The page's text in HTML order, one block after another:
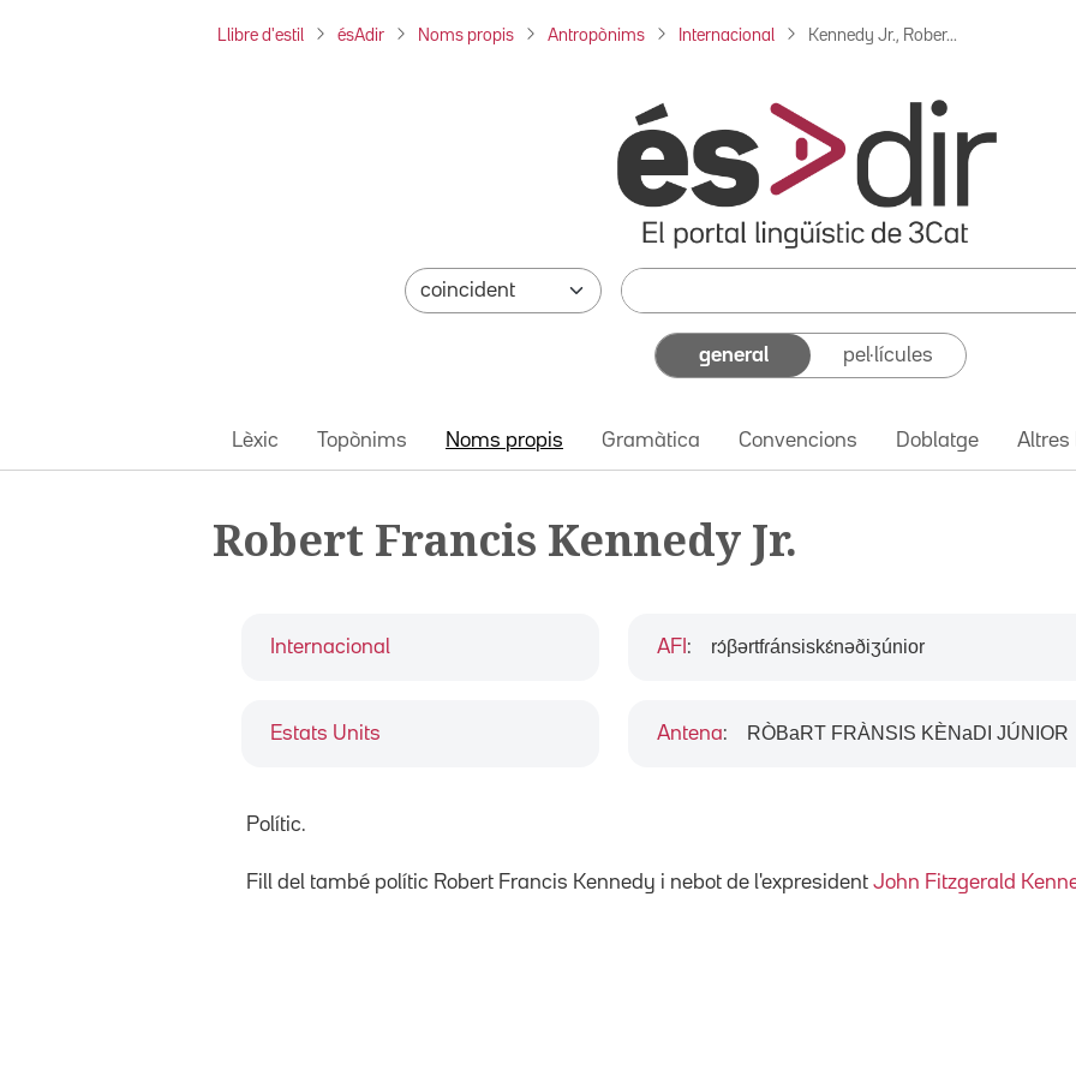
Llibre d'estil ésAdir Noms propis Antropònims Internacional Kennedy Jr., Rober...
general pel·lícules
Lèxic Topònims Noms propis Gramàtica Convencions Doblatge Altres
Robert Francis Kennedy Jr.
Internacional
Estats Units
AFI : rɔ́βərtfɾánsiskɛ́nəðiʒúnior
Antena: RÒBaRT FRÀNSIS KÈNaDI JÚNIOR
Polític.
Fill del també polític Robert Francis Kennedy i nebot de l'expresident John Fitzgerald